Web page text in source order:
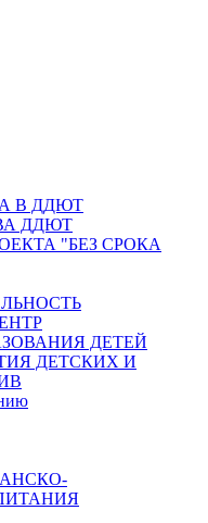
В ДДЮТ
ДДЮТ
"БЕЗ СРОКА
ДЕТЕЙ
ДЕТСКИХ И